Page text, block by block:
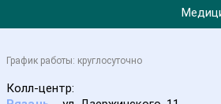
График работы: круглосуточно
Колл-центр: